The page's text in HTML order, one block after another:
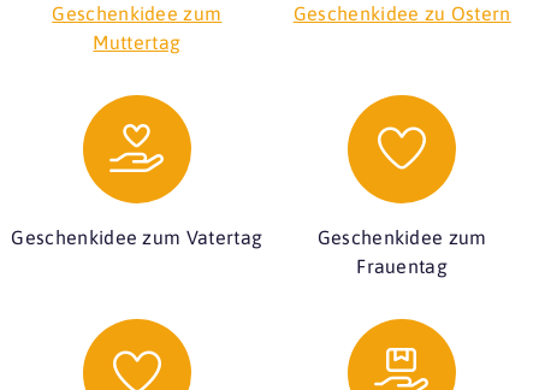
Geschenkidee zum
Muttertag
Geschenkidee zu Ostern
Geschenkidee zum Vatertag
Geschenkidee zum
Frauentag